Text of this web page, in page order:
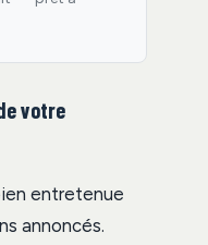
votre
entretenue
annoncés.